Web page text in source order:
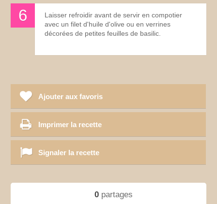
Laisser refroidir avant de servir en compotier
avec un filet d'huile d'olive ou en verrines
décorées de petites feuilles de basilic.
Ajouter aux favoris
Imprimer la recette
Signaler la recette
0partages